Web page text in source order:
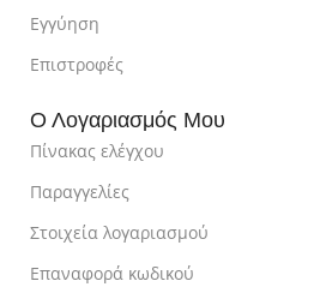
Εγγύηση
Επιστροφές
Ο Λογαριασμός Μου
Πίνακας ελέγχου
Παραγγελίες
Στοιχεία λογαριασμού
Επαναφορά κωδικού